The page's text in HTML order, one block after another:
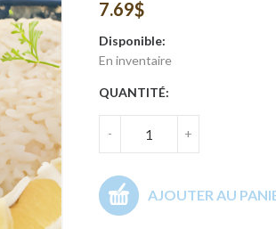
7.69$
Disponible:
En inventaire
QUANTITÉ:
- +
AJOUTER AU